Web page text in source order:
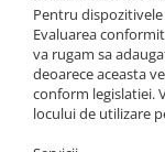
Convertoare
Covorase cauciuc
Declansator de
Dispozitive display
Elemente de
Pentru
Evaluarea
va rugam sa
deoarece aceasta
conform legislatiei.
locului de utilizare